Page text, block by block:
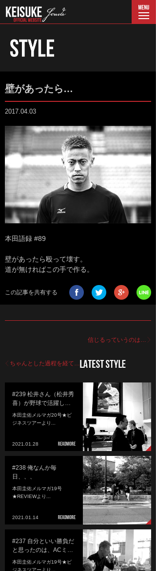
壁があったら…
2017.04.03
本田語録 #89
壁があったら殴って壊す。
道が無ければこの手で作る。
この記事を共有する
信じるっていうのは…
ちゃんとした過程を経て…
#239 松井さん（松井秀
喜）が野球で活躍し…
本田圭佑メルマガ20号★ビ
ジネスツアーより...
2021.01.28
#238 俺なんか毎
日、、、
本田圭佑メルマガ19号
★REVIEWより...
2021.01.14
#237 自分といい勝負だ
と思ったのは、ACミ…
本田圭佑メルマガ19号★ビ
ジネスツアーより...